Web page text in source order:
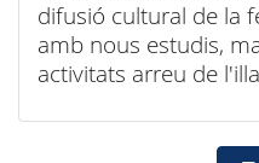
difusió cultural de la
amb nous estudis,
activitats arreu de l'illa